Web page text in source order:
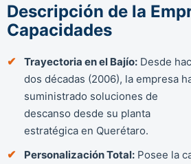
Descripción de la
Capacidades
Trayectoria en el Bajío: Desde
dos décadas (2006), la empresa
suministrado soluciones de
descanso desde su planta
estratégica en Querétaro.
Personalización Total: Posee la